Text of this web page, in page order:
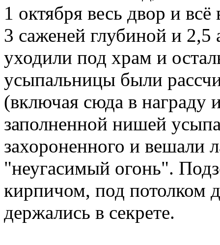
1 октября весь двор и
3 саженей глубиной и
уходили под храм и
усыпальницы были
(включая сюда в награду
заполненной нишей
захороненного и вешали
"неугасимый огонь".
кирпичом, под потолком
держались в секрете.